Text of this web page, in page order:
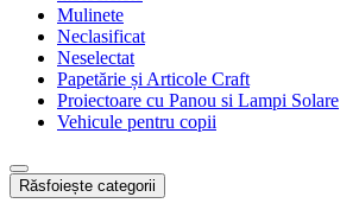
Mulinete
Neclasificat
Neselectat
Papetărie și Articole Craft
Proiectoare cu Panou si Lampi Solare
Vehicule pentru copii
Răsfoiește categorii